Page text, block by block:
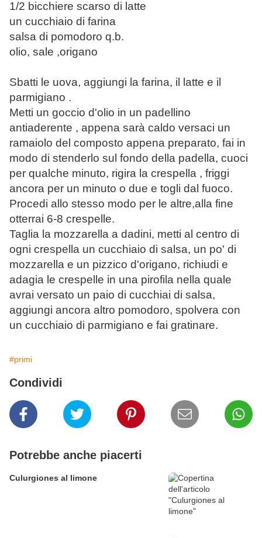
1/2 bicchiere scarso di latte
un cucchiaio di farina
salsa di pomodoro q.b.
olio, sale ,origano
Sbatti le uova, aggiungi la farina, il latte e il
parmigiano .
Metti un goccio d'olio in un padellino
antiaderente , appena sarà caldo versaci un
ramaiolo del composto appena preparato, fai in
modo di stenderlo sul fondo della padella, cuoci
per qualche minuto, rigira la crespella , friggi
ancora per un minuto o due e togli dal fuoco.
Procedi allo stesso modo per le altre,alla fine
otterrai 6-8 crespelle.
Taglia la mozzarella a dadini, metti al centro di
ogni crespella un cucchiaio di salsa, un po' di
mozzarella e un pizzico d'origano, richiudi e
adagia le crespelle in una pirofila nella quale
avrai versato un paio di cucchiai di salsa,
aggiungi ancora altro pomodoro, spolvera con
un cucchiaio di parmigiano e fai gratinare.
#primi
Condividi
Potrebbe anche piacerti
Culurgiones al limone